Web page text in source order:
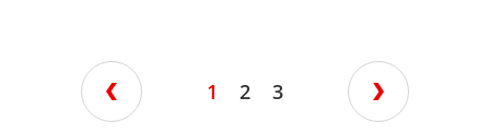
1 2 3